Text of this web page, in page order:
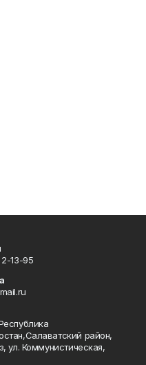
13-95
район,
ул. Коммунистическая,